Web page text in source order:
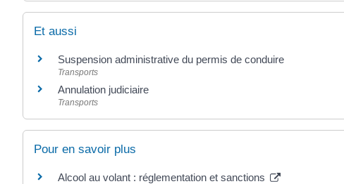
Et aussi
Suspension administrative du permis de conduire
Transports
Annulation judiciaire
Transports
Pour en savoir plus
Alcool au volant : réglementation et sanctions